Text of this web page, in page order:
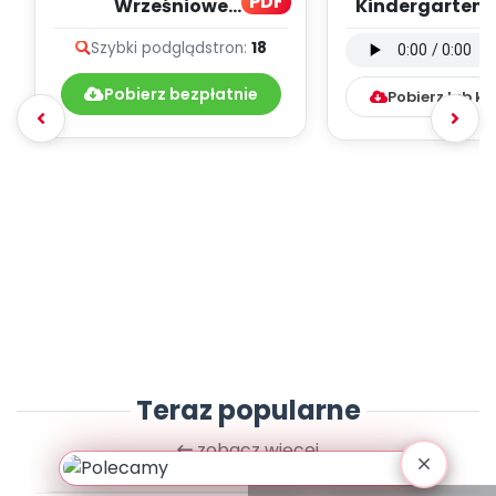
Wrześniowe
piosenek
Szybki podglądstron: 18
Pobierz bezpłatnie
Kindergarten
(PD,
Pobierz lub
Teraz popularne
zobacz więcej